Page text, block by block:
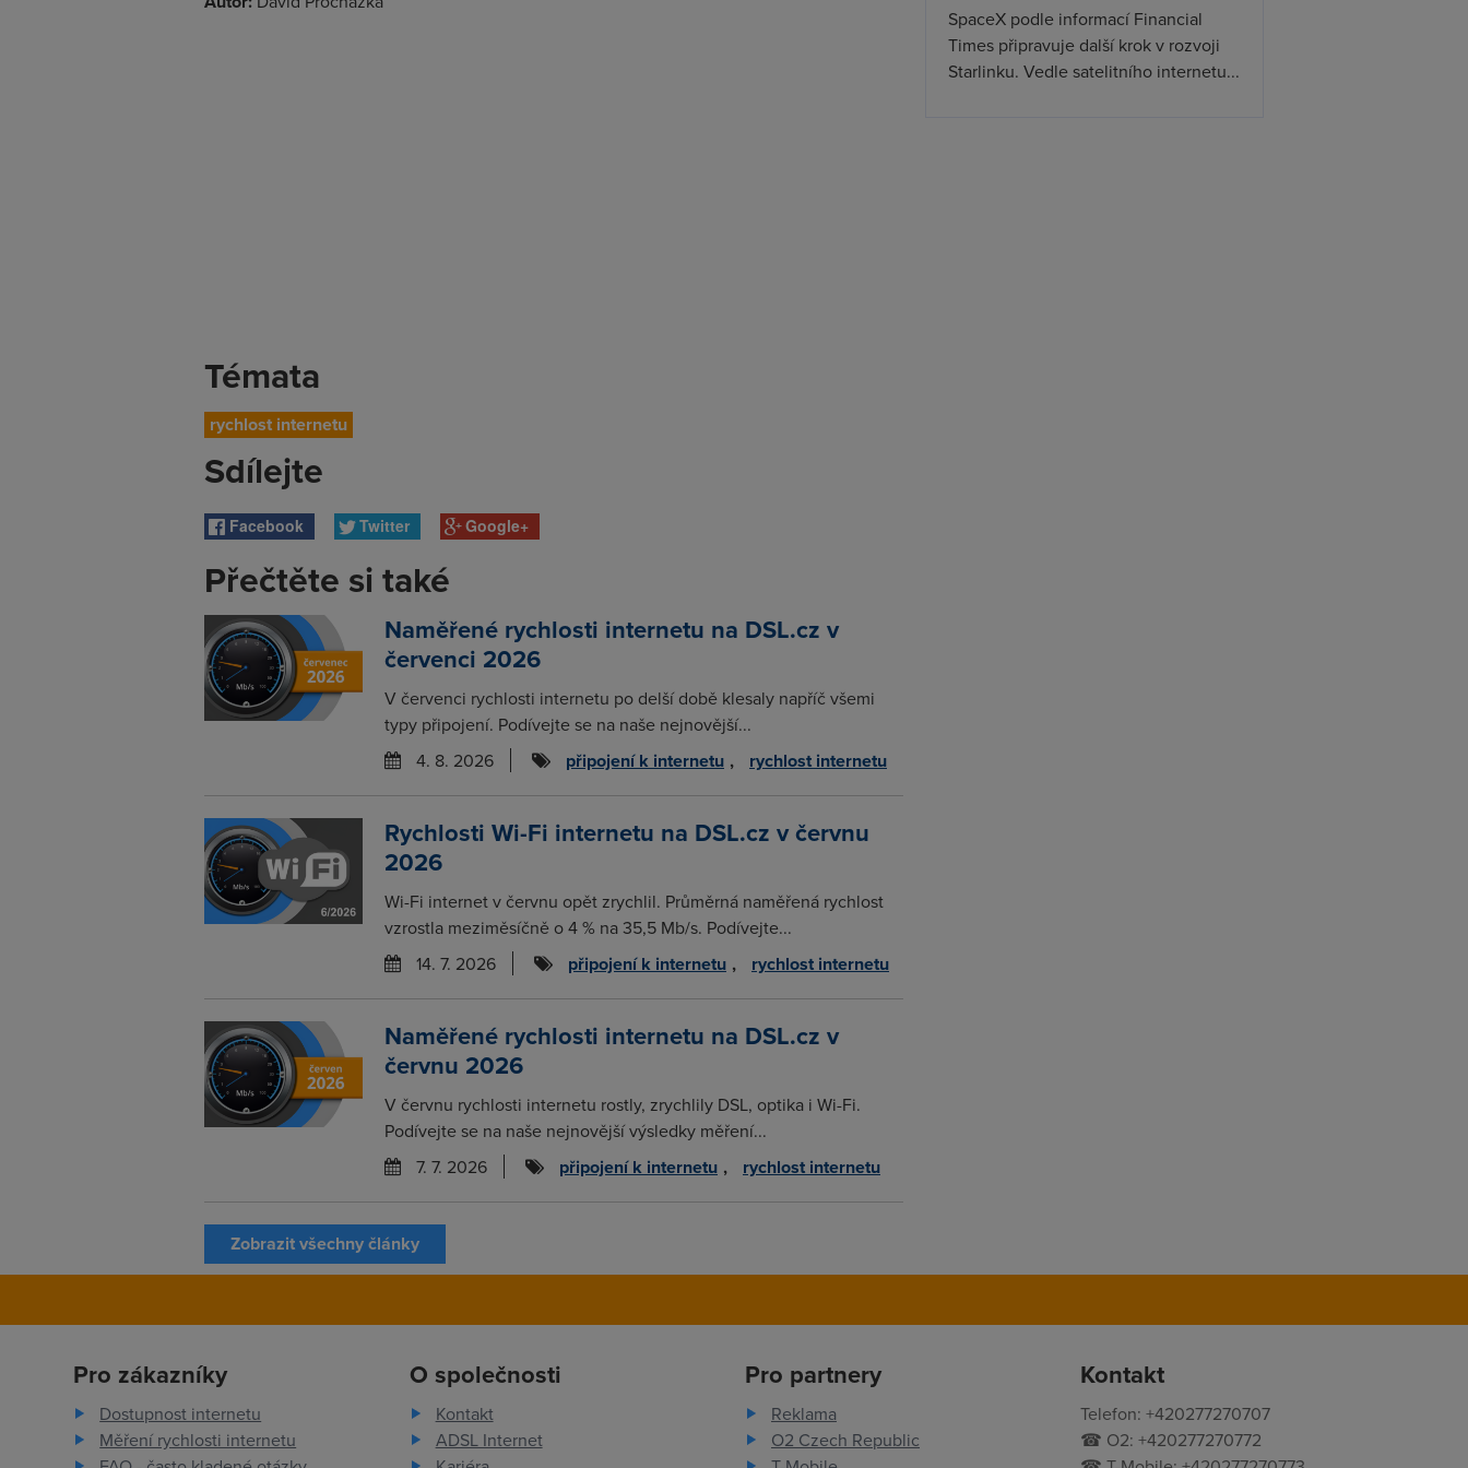
Témata
rychlost internetu
Sdílejte
Facebook Twitter Google+
Přečtěte si také
Naměřené rychlosti internetu na DSL.cz v
červenci 2026
V červenci rychlosti internetu po delší době klesaly napříč všemi
typy připojení. Podívejte se na naše nejnovější...
4. 8. 2026
připojení k internetu , rychlost internetu
Rychlosti Wi-Fi internetu na DSL.cz v červnu
2026
Wi-Fi internet v červnu opět zrychlil. Průměrná naměřená rychlost
vzrostla meziměsíčně o 4 % na 35,5 Mb/s. Podívejte...
14. 7. 2026
připojení k internetu , rychlost internetu
Naměřené rychlosti internetu na DSL.cz v
červnu 2026
V červnu rychlosti internetu rostly, zrychlily DSL, optika i Wi-Fi.
Podívejte se na naše nejnovější výsledky měření...
7. 7. 2026
připojení k internetu , rychlost internetu
Zobrazit všechny články
SpaceX podle informací Financial
Times připravuje další krok v rozvoji
Starlinku. Vedle satelitního internetu...
Pro zákazníky
Dostupnost internetu
Měření rychlosti internetu
O společnosti
Kontakt
ADSL Internet
Pro partnery
Reklama
O2 Czech Republic
Kontakt
Telefon: +420277270707
☎ O2: +420277270772